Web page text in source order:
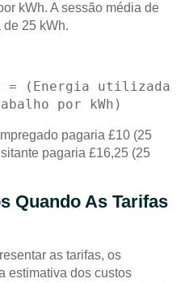
kWh. A sessão média de
25 kWh.
= (Energia utilizada
pagaria £10 (25
pagaria £16,25 (25
Quando As Tarifas
as tarifas, os
estimativa dos custos